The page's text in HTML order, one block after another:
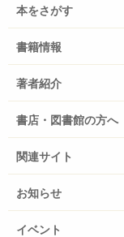
本をさがす
書籍情報
著者紹介
書店・図書館の方へ
関連サイト
お知らせ
イベント